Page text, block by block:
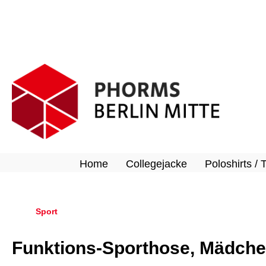
Home Collegejacke Poloshirts /
Sport
Funktions-Sporthose,